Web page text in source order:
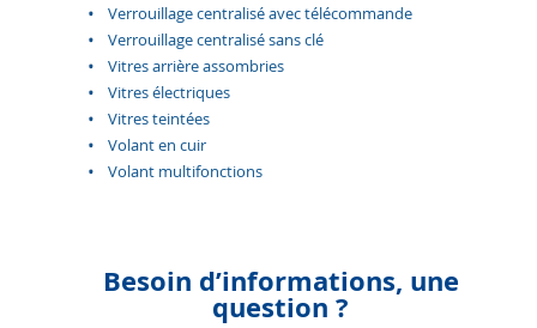
Verrouillage centralisé avec télécommande
Verrouillage centralisé sans clé
Vitres arrière assombries
Vitres électriques
Vitres teintées
Volant en cuir
Volant multifonctions
Besoin d’informations, une
question ?